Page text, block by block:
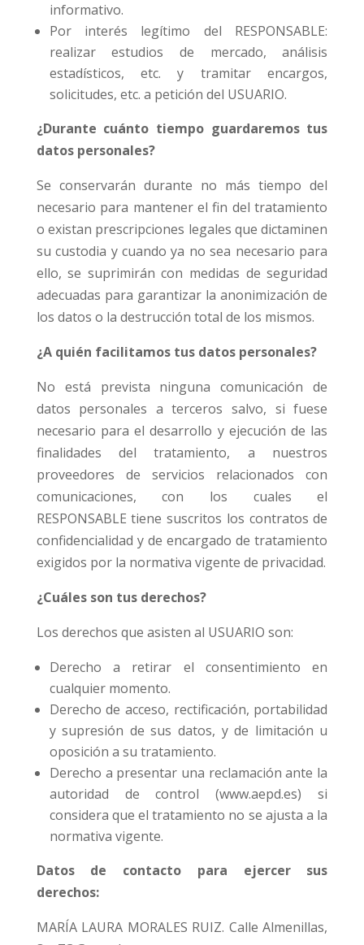
informativo.
Por interés legítimo del RESPONSABLE:
realizar estudios de mercado, análisis
estadísticos, etc. y tramitar encargos,
solicitudes, etc. a petición del USUARIO.
¿Durante cuánto tiempo guardaremos tus
datos personales?
Se conservarán durante no más tiempo del
necesario para mantener el fin del tratamiento
o existan prescripciones legales que dictaminen
su custodia y cuando ya no sea necesario para
ello, se suprimirán con medidas de seguridad
adecuadas para garantizar la anonimización de
los datos o la destrucción total de los mismos.
¿A quién facilitamos tus datos personales?
No está prevista ninguna comunicación de
datos personales a terceros salvo, si fuese
necesario para el desarrollo y ejecución de las
finalidades del tratamiento, a nuestros
proveedores de servicios relacionados con
comunicaciones, con los cuales el
RESPONSABLE tiene suscritos los contratos de
confidencialidad y de encargado de tratamiento
exigidos por la normativa vigente de privacidad.
¿Cuáles son tus derechos?
Los derechos que asisten al USUARIO son:
Derecho a retirar el consentimiento en
cualquier momento.
Derecho de acceso, rectificación, portabilidad
y supresión de sus datos, y de limitación u
oposición a su tratamiento.
Derecho a presentar una reclamación ante la
autoridad de control (www.aepd.es) si
considera que el tratamiento no se ajusta a la
normativa vigente.
Datos de contacto para ejercer sus
derechos:
MARÍA LAURA MORALES RUIZ. Calle Almenillas,